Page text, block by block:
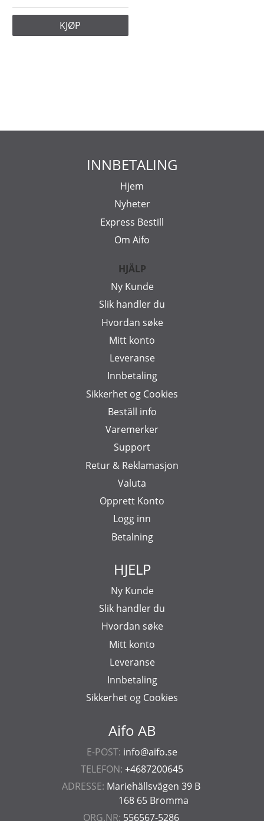
KJØP
Aifo AB
E-POST: info@aifo.se
TELEFON: +4687200645
ADRESSE: Mariehällsvägen 39 B
168 65 Bromma
ORG.NR: 556567-5286
INNBETALING
Hjem
Nyheter
Express Bestill
Om Aifo
HJÄLP
Ny Kunde
Slik handler du
Hvordan søke
Mitt konto
Leveranse
Innbetaling
Sikkerhet og Cookies
Beställ info
Varemerker
Support
Retur & Reklamasjon
Valuta
Opprett Konto
Logg inn
Betalning
HJELP
Ny Kunde
Slik handler du
Hvordan søke
Mitt konto
Leveranse
Innbetaling
Sikkerhet og Cookies